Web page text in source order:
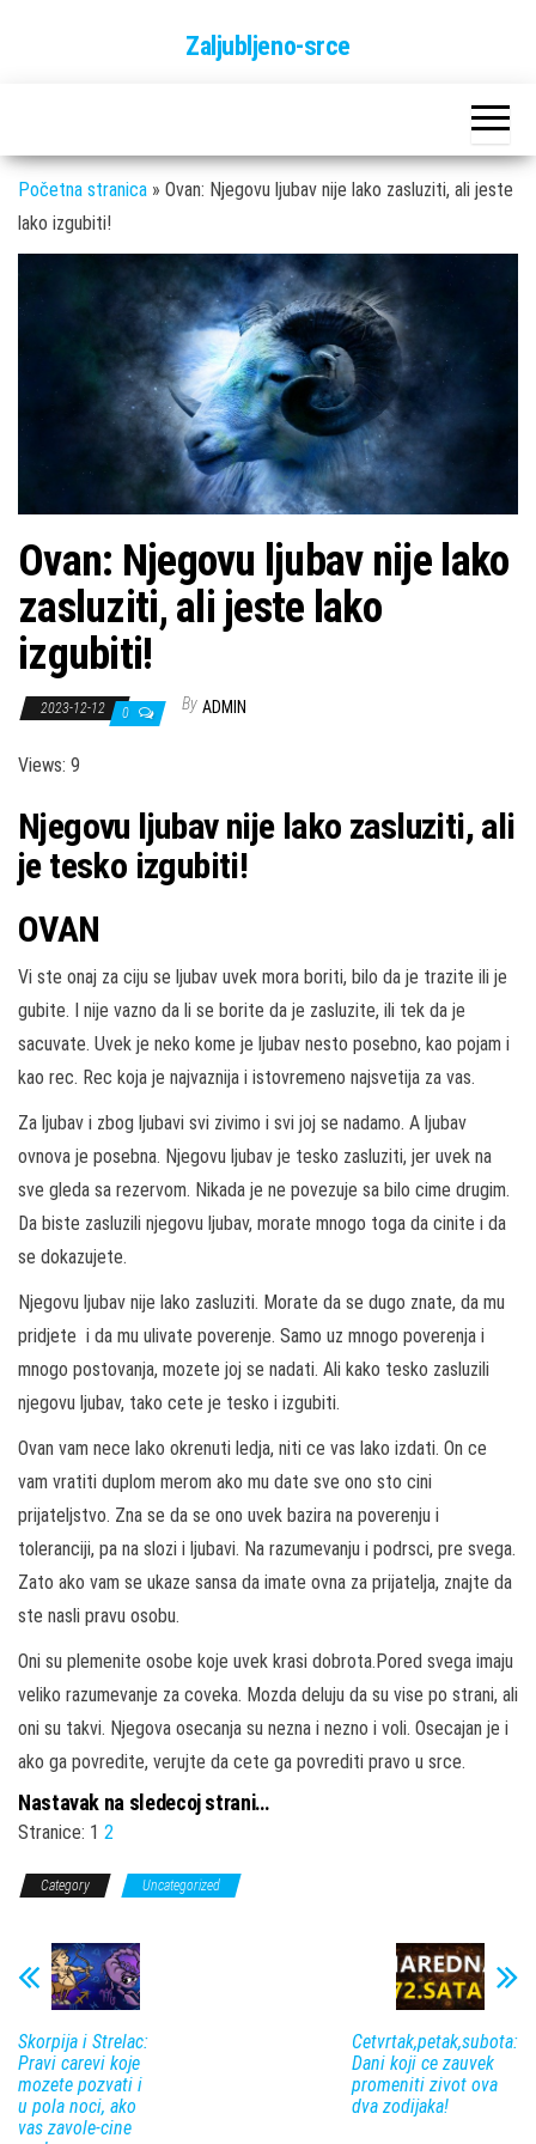
Zaljubljeno-srce
Početna stranica » Ovan: Njegovu ljubav nije lako zasluziti, ali jeste
lako izgubiti!
Ovan: Njegovu ljubav nije lako
zasluziti, ali jeste lako
izgubiti!
2023-12-12 0 By ADMIN
Views: 9
Njegovu ljubav nije lako zasluziti, ali
je tesko izgubiti!
OVAN
Vi ste onaj za ciju se ljubav uvek mora boriti, bilo da je trazite ili je
gubite. I nije vazno da li se borite da je zasluzite, ili tek da je
sacuvate. Uvek je neko kome je ljubav nesto posebno, kao pojam i
kao rec. Rec koja je najvaznija i istovremeno najsvetija za vas.
Za ljubav i zbog ljubavi svi zivimo i svi joj se nadamo. A ljubav
ovnova je posebna. Njegovu ljubav je tesko zasluziti, jer uvek na
sve gleda sa rezervom. Nikada je ne povezuje sa bilo cime drugim.
Da biste zasluzili njegovu ljubav, morate mnogo toga da cinite i da
se dokazujete.
Njegovu ljubav nije lako zasluziti. Morate da se dugo znate, da mu
pridjete i da mu ulivate poverenje. Samo uz mnogo poverenja i
mnogo postovanja, mozete joj se nadati. Ali kako tesko zasluzili
njegovu ljubav, tako cete je tesko i izgubiti.
Ovan vam nece lako okrenuti ledja, niti ce vas lako izdati. On ce
vam vratiti duplom merom ako mu date sve ono sto cini
prijateljstvo. Zna se da se ono uvek bazira na poverenju i
toleranciji, pa na slozi i ljubavi. Na razumevanju i podrsci, pre svega.
Zato ako vam se ukaze sansa da imate ovna za prijatelja, znajte da
ste nasli pravu osobu.
Oni su plemenite osobe koje uvek krasi dobrota.Pored svega imaju
veliko razumevanje za coveka. Mozda deluju da su vise po strani, ali
oni su takvi. Njegova osecanja su nezna i nezno i voli. Osecajan je i
ako ga povredite, verujte da cete ga povrediti pravo u srce.
Nastavak na sledecoj strani…
Stranice: 1 2
Category Uncategorized
Skorpija i Strelac:
Pravi carevi koje
mozete pozvati i
u pola noci, ako
vas zavole-cine
Cetvrtak,petak,subota:
Dani koji ce zauvek
promeniti zivot ova
dva zodijaka!